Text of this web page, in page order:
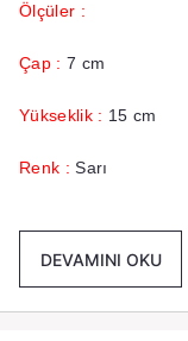
Ölçüler :
Çap : 7 cm
Yükseklik : 15 cm
Renk :Sarı
Ek Bilgiler:
DEVAMINI OKU